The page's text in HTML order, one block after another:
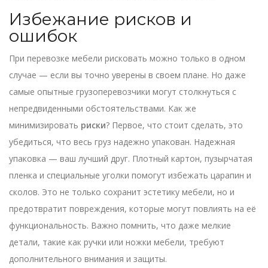
Избежание рисков и
ошибок
При перевозке мебели рисковать можно только в одном
случае — если вы точно уверены в своем плане. Но даже
самые опытные грузоперевозчики могут столкнуться с
непредвиденными обстоятельствами. Как же
минимизировать риски? Первое, что стоит сделать, это
убедиться, что весь груз надежно упакован. Надежная
упаковка — ваш лучший друг. Плотный картон, пузырчатая
пленка и специальные уголки помогут избежать царапин и
сколов. Это не только сохранит эстетику мебели, но и
предотвратит повреждения, которые могут повлиять на её
функциональность. Важно помнить, что даже мелкие
детали, такие как ручки или ножки мебели, требуют
дополнительного внимания и защиты.